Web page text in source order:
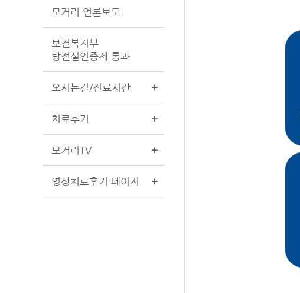
모커리 언론보도
보건복지부
탕전실인증제 통과
오시는길/진료시간 +
치료후기 +
모커리TV +
영상치료후기 페이지 +